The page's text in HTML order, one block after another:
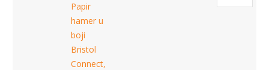
Papir
hamer u
boji
Bristol
Connect,